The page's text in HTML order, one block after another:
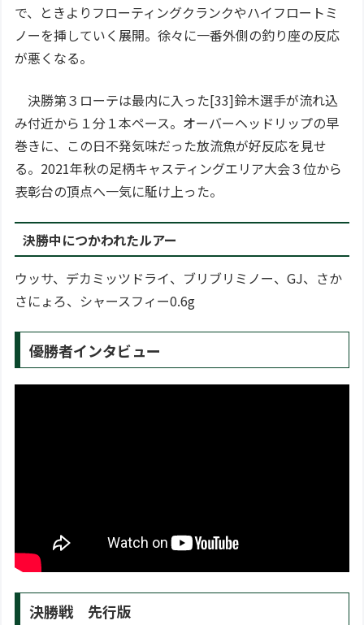
で、ときよりフローティングクランクやハイフロートミ
ノーを挿していく展開。徐々に一番外側の釣り座の反応
が悪くなる。
決勝第３ローテは最内に入った[33]鈴木選手が流れ込
み付近から１分１本ペース。オーバーヘッドリップの早
巻きに、この日不発気味だった放流魚が好反応を見せ
る。2021年秋の足柄キャスティングエリア大会３位から
表彰台の頂点へ一気に駈け上った。
決勝中につかわれたルアー
ウッサ、デカミッツドライ、ブリブリミノー、GJ、さか
さにょろ、シャースフィー0.6g
優勝者インタビュー
決勝戦 先行版